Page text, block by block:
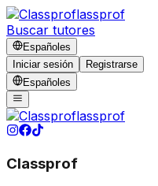
lassprof
Buscar tutores
Españoles
Iniciar sesión
Registrarse
Españoles
lassprof
Classprof